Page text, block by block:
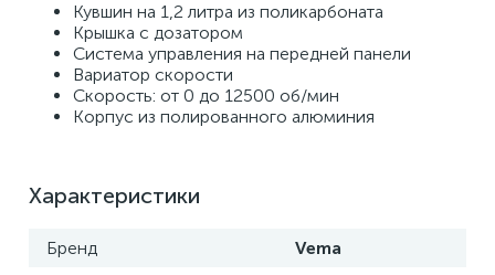
Кувшин на 1,2 литра из поликарбоната ​
Крышка с дозатором
Система управления на передней панели
Вариатор скорости
Скорость: от 0 до 12500 об/мин
Корпус из полированного алюминия
Характеристики
Бренд
Vema